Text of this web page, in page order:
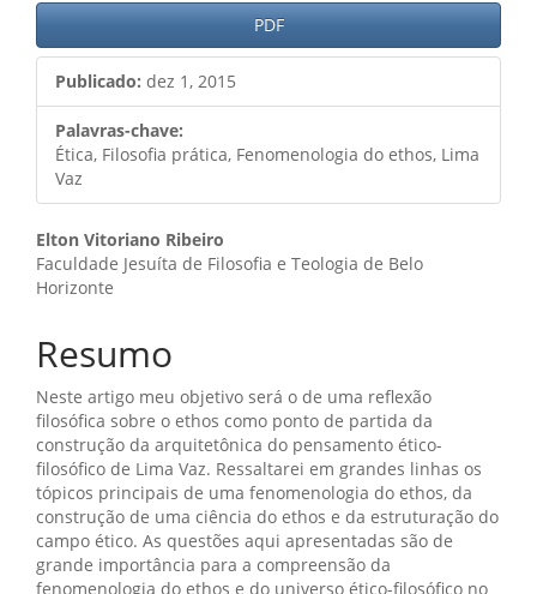
PDF
Publicado: dez 1, 2015
Palavras-chave:
Ética, Filosofia prática, Fenomenologia do ethos, Lima
Vaz
Conteúdo
do
principal
Elton Vitoriano Ribeiro
Faculdade Jesuíta de Filosofia e Teologia de Belo
Horizonte
Resumo
Neste artigo meu objetivo será o de uma reflexão
filosófica sobre o ethos como ponto de partida da
construção da arquitetônica do pensamento ético-
filosófico de Lima Vaz. Ressaltarei em grandes linhas os
tópicos principais de uma fenomenologia do ethos, da
construção de uma ciência do ethos e da estruturação do
campo ético. As questões aqui apresentadas são de
grande importância para a compreensão da
fenomenologia do ethos e do universo ético-filosófico no